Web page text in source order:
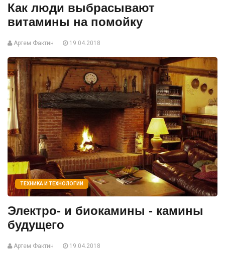
Как люди выбрасывают
витамины на помойку
Артем Фактин 19.04.2018
ТЕХНИКА И ТЕХНОЛОГИИ
Электро- и биокамины - камины
будущего
Артем Фактин 19.04.2018